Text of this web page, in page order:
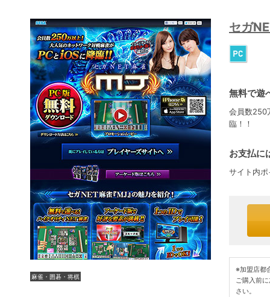
麻雀・囲碁・将棋
セガ
無料で遊
会員数250
臨！！
お支払に
サイト内
※加盟店都
ご購入前
さい。